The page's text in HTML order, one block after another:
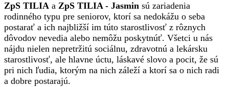
ZpS TILIA a ZpS TILIA - Jasmin sú zariadenia
rodinného typu pre seniorov, ktorí sa nedokážu o seba
postarať a ich najbližší im túto starostlivosť z rôznych
dôvodov nevedia alebo nemôžu poskytnúť. Všetci u nás
nájdu nielen nepretržitú sociálnu, zdravotnú a lekársku
starostlivosť, ale hlavne úctu, láskavé slovo a pocit, že sú
pri nich ľudia, ktorým na nich záleží a ktorí sa o nich radi
a dobre postarajú.